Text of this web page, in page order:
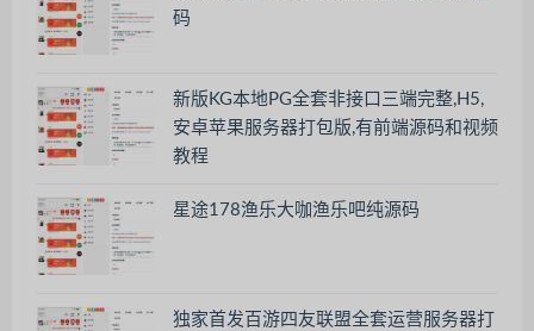
码
新版KG本地PG全套非接口三端完整,H5,
安卓苹果服务器打包版,有前端源码和视频
教程
星途178渔乐大咖渔乐吧纯源码
独家首发百游四友联盟全套运营服务器打